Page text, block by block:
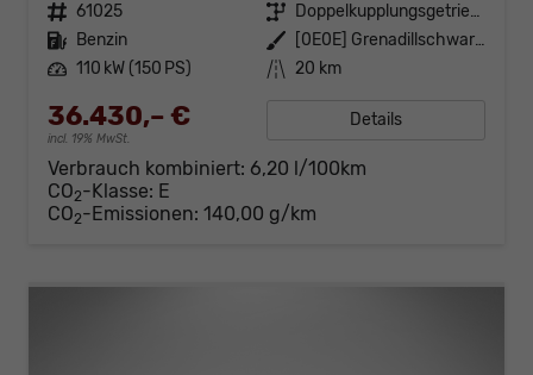
Fahrzeugnr. 61025 Getriebe
Doppelkupplungsgetriebe (DSG)
Kraftstoff Benzin Außenfarbe
[0E0E] Grenadillschwarz Metallic
Leistung 110 kW (150 PS) Kilometerstand 20 km
36.430,– €
incl. 19% MwSt.
Details
Verbrauch kombiniert: 6,20 l/100km
CO2-Klasse: E
CO2-Emissionen: 140,00 g/km